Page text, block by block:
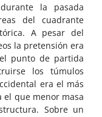
la pasada
del cuadrante
A pesar del
la pretensión era
punto de partida
los túmulos
era el más
que menor masa
Sobre un